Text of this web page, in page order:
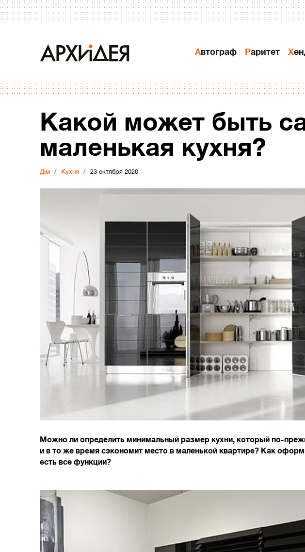
Автограф Раритет
Какой может быть
маленькая кухня?
Дiм Кухня 23 октября 2020
Можно ли определить минимальный размер кухни, который по-
и в то же время сэкономит место в маленькой квартире? Как
есть все функции?